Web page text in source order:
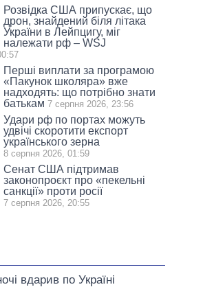
Розвідка США припускає, що
дрон, знайдений біля літака
України в Лейпцигу, міг
належати рф – WSJ
Перші виплати за програмою
«Пакунок школяра» вже
надходять: що потрібно знати
батькам 7 серпня 2026, 23:56
Удари рф по портах можуть
удвічі скоротити експорт
українського зерна
8 серпня 2026, 01:59
Сенат США підтримав
законопроєкт про «пекельні
санкції» проти росії
7 серпня 2026, 20:55
вдарив по Україні